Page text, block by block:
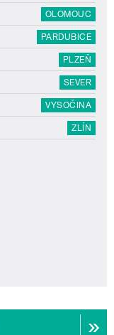
OLOMOUC
PARDUBICE
PLZEŇ
SEVER
VYSOČINA
ZLÍN